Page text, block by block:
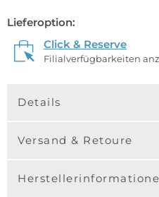
Lieferoption:
Click & Reserve
Filialverfügbarkeiten
Details
Versand & Retoure